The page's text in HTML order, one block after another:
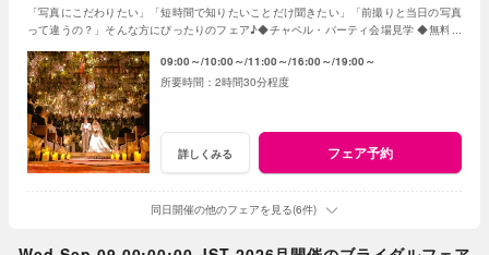
「写真にこだわりたい」「短時間で知りたいことだけ聞きたい」「前撮りと当日の写真
って違うの？」そんな方にぴったりのフェア♪◆チャペル・パーティ会場見学 ◆無料フ
09:00～ 10:00～ 11:00～ 16:00～ 19:00～
2時間30分程度
詳しくみる フェア予約
同日開催の他のフェアを見る(6件)